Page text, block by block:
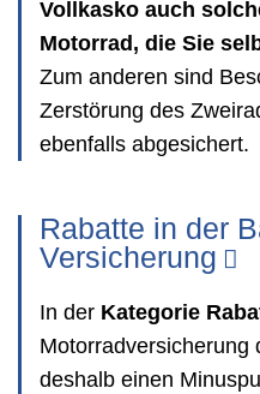
Vollkasko auch
Motorrad, die Sie
Zum anderen sind
Zerstörung des
ebenfalls abgesichert.
Rabatte in der
Versicherung
In der Kategorie
Motorradversicherung
deshalb einen